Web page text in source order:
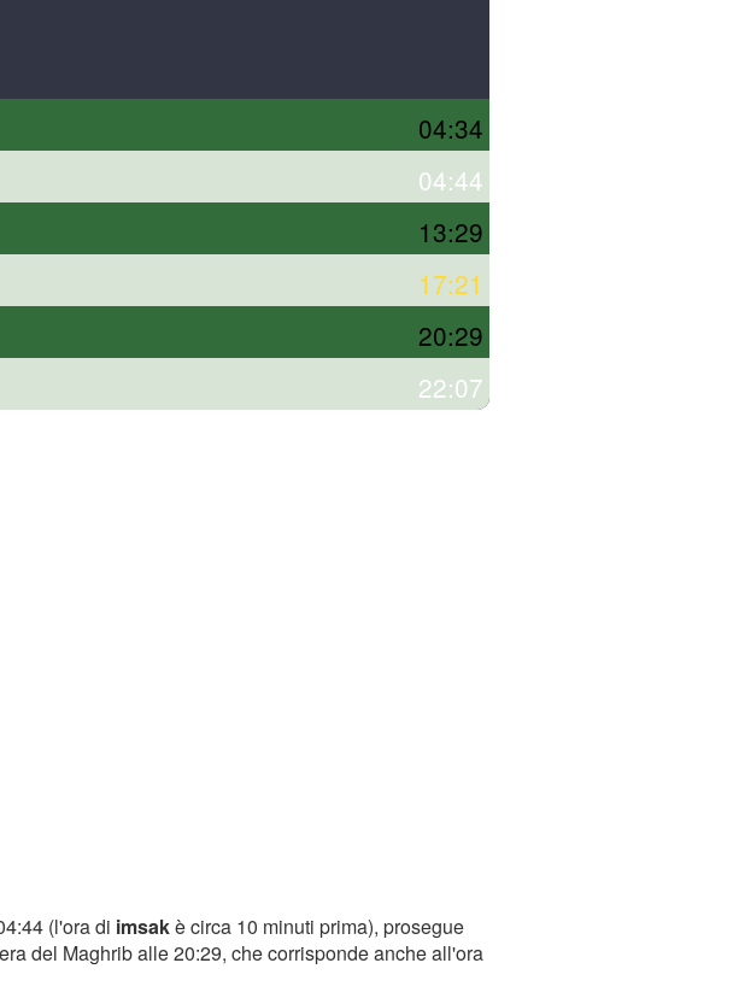
04:34
04:44
13:29
17:21
20:29
22:07
(l'ora di imsakè circa 10 minuti prima), prosegue
del Maghrib alle 20:29, che corrisponde anche all'ora